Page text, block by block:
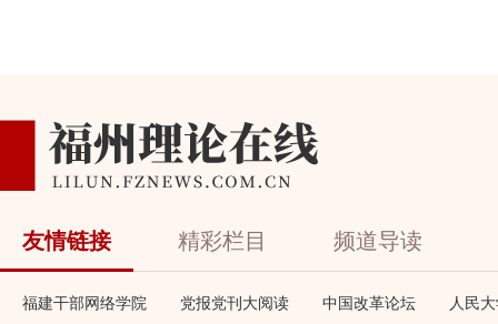
友情链接 精彩栏目 频道导读
福建干部网络学院 党报党刊大阅读 中国改革论坛 人民